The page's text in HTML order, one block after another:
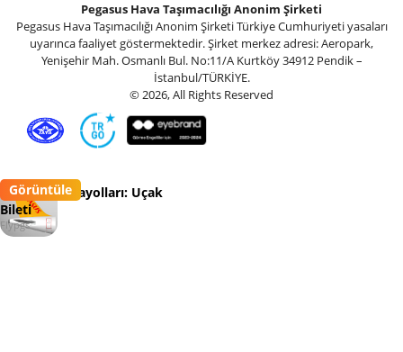
Pegasus Hava Taşımacılığı Anonim Şirketi
Pegasus Hava Taşımacılığı Anonim Şirketi Türkiye Cumhuriyeti yasaları
uyarınca faaliyet göstermektedir. Şirket merkez adresi: Aeropark,
Yenişehir Mah. Osmanlı Bul. No:11/A Kurtköy 34912 Pendik –
İstanbul/TÜRKİYE.
© 2026, All Rights Reserved
Pegasus Havayolları: Uçak
Bileti
Flypgs
Görüntüle